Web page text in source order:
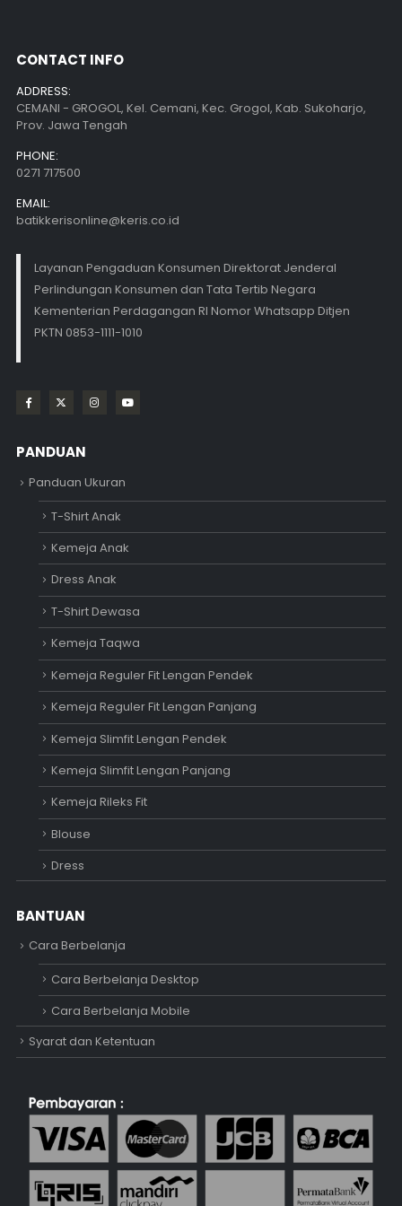
CONTACT INFO
ADDRESS:
CEMANI - GROGOL, Kel. Cemani, Kec. Grogol, Kab. Sukoharjo,
Prov. Jawa Tengah
PHONE:
0271 717500
EMAIL:
batikkerisonline@keris.co.id
Layanan Pengaduan Konsumen Direktorat Jenderal
Perlindungan Konsumen dan Tata Tertib Negara
Kementerian Perdagangan RI Nomor Whatsapp Ditjen
PKTN 0853-1111-1010
PANDUAN
Panduan Ukuran
T-Shirt Anak
Kemeja Anak
Dress Anak
T-Shirt Dewasa
Kemeja Taqwa
Kemeja Reguler Fit Lengan Pendek
Kemeja Reguler Fit Lengan Panjang
Kemeja Slimfit Lengan Pendek
Kemeja Slimfit Lengan Panjang
Kemeja Rileks Fit
Blouse
Dress
BANTUAN
Cara Berbelanja
Cara Berbelanja Desktop
Cara Berbelanja Mobile
Syarat dan Ketentuan